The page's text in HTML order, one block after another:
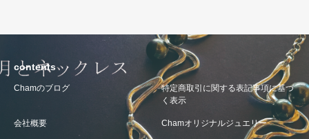
contents
Chamのブログ
特定商取引に関する表記事項に基づ
く表示
会社概要 Chamオリジナルジュエリー